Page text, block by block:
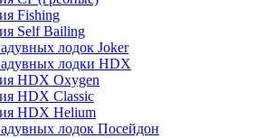
Fishing
Self Bailing
лодок Joker
лодки HDX
HDX Oxygen
HDX Classic
HDX Helium
лодок Посейдон